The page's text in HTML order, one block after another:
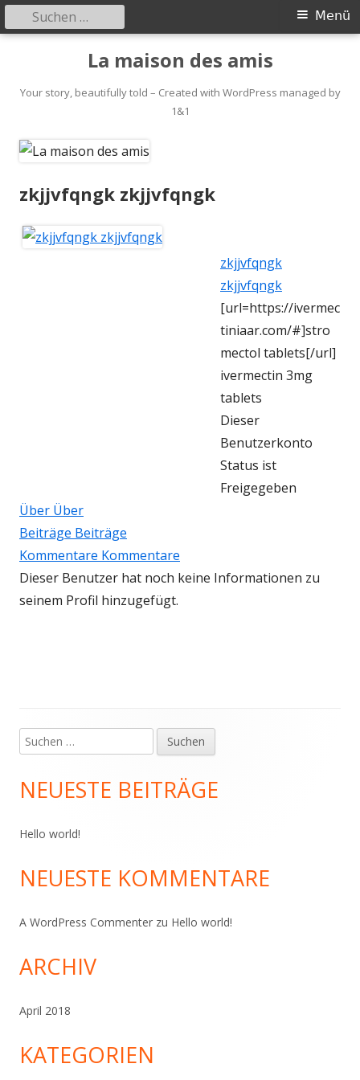
Inhalt
La maison des amis
Your story, beautifully told – Created with WordPress managed by
1&1
Primäres
Menü
Suchen
nach:
zkjjvfqngk zkjjvfqngk
zkjjvfqngk
zkjjvfqngk
[url=https://ivermec
tiniaar.com/#]stro
mectol tablets[/url]
ivermectin 3mg
tablets
Dieser
Benutzerkonto
Status ist
Freigegeben
Über Über
Beiträge Beiträge
Kommentare Kommentare
Dieser Benutzer hat noch keine Informationen zu
seinem Profil hinzugefügt.
Haupt-
Seitenleiste
Suchen
nach:
NEUESTE BEITRÄGE
Hello world!
NEUESTE KOMMENTARE
A WordPress Commenter zu Hello world!
ARCHIV
April 2018
KATEGORIEN